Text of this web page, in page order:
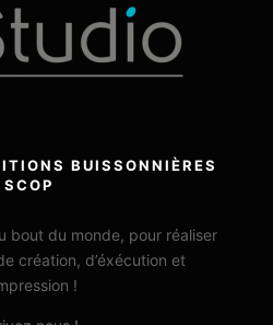
BUISSONNIÈRES
SCOP
bout du monde, pour réaliser
création, d’éxécution et
!